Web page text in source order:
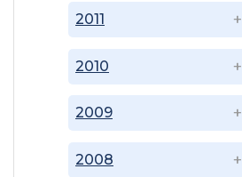
2008
2009
2010
2011